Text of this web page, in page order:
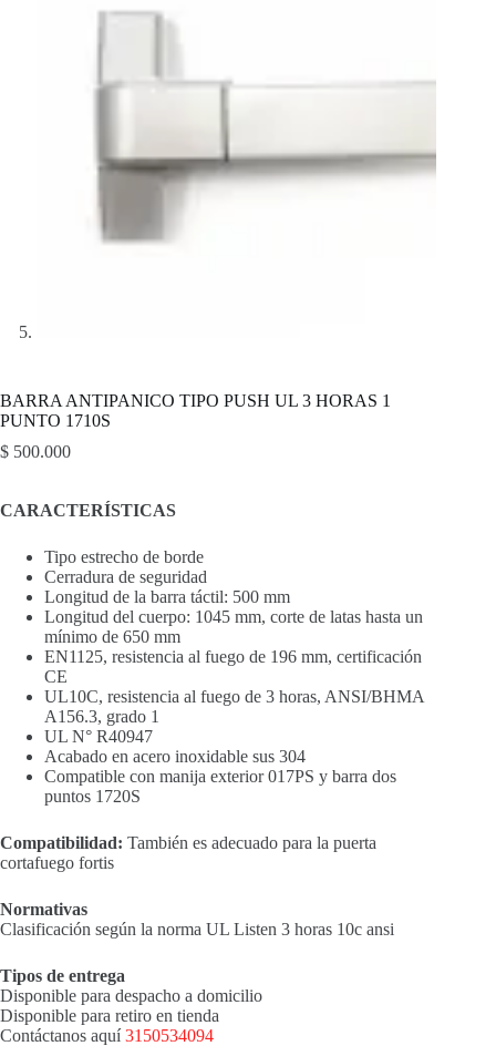
BARRA ANTIPANICO TIPO PUSH UL 3 HORAS 1
PUNTO 1710S
$ 500.000
CARACTERÍSTICAS
Tipo estrecho de borde
Cerradura de seguridad
Longitud de la barra táctil: 500 mm
Longitud del cuerpo: 1045 mm, corte de latas hasta un
mínimo de 650 mm
EN1125, resistencia al fuego de 196 mm, certificación
CE
UL10C, resistencia al fuego de 3 horas, ANSI/BHMA
A156.3, grado 1
UL N° R40947
Acabado en acero inoxidable sus 304
Compatible con manija exterior 017PS y barra dos
puntos 1720S
Compatibilidad: También es adecuado para la puerta
cortafuego fortis
Normativas
Clasificación según la norma UL Listen 3 horas 10c ansi
Tipos de entrega
Disponible para despacho a domicilio
Disponible para retiro en tienda
Contáctanos aquí3150534094